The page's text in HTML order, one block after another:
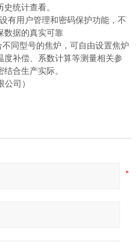
统计查看。
用户管理和密码保护功能，不
数据的真实可靠
同型号的焦炉，可自由设置焦炉
补偿、系数计算等测量相关参
合生产实际。
公司）